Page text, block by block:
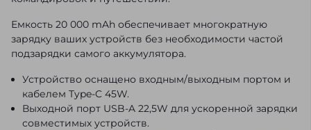
Емкость 20 000 mAh обеспечивает многократную
зарядку ваших устройств без необходимости частой
подзарядки самого аккумулятора.
Устройство оснащено входным/выходным портом и
кабелем Type-C 45W.
Выходной порт USB-A 22,5W для ускоренной зарядки
совместимых устройств.